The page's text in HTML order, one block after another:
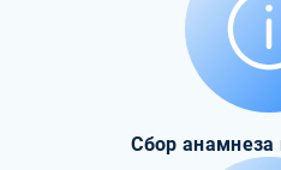
Сбор анамнеза